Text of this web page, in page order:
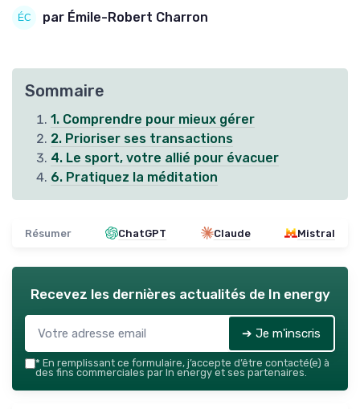
par Émile-Robert Charron
Sommaire
1. Comprendre pour mieux gérer
2. Prioriser ses transactions
4. Le sport, votre allié pour évacuer
6. Pratiquez la méditation
Résumer ChatGPT Claude Mistral
Recevez les dernières actualités de In energy
➔ Je m'inscris
* En remplissant ce formulaire, j’accepte d’être contacté(e) à
des fins commerciales par In energy et ses partenaires.